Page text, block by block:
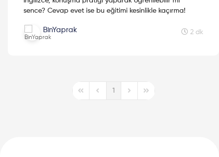
sence? Cevap evet ise bu eğitimi kesinlikle kaçırma!
BinYaprak 2 dk
First PagePrevious Page
1
Next PageLast Page